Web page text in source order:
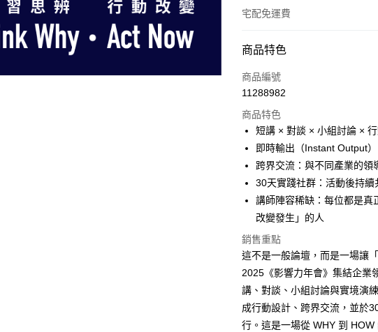
宅配免運費
付款方式
信用卡一次付款
Apple Pay
街口支付
悠遊付
運送方式
宅配
每筆NT$70，滿NT$799(含以
訂閱免運/現場取貨免運
免運費
商品特色
商品編號
11288982
商品特色
短講 × 對談 × 小組討論 ×
即時輸出（Instant Output
跨界交流：與不同產業的領
30天實踐社群：活動後持續
講師陣容稀缺：每位都是真
改變發生」的人
銷售重點
這不是一般論壇，而是一場讓
2025《影響力年會》集結企業
講、對談、小組討論與實境演
成行動設計、跨界交流，並於
行。這是一場從 WHY 到